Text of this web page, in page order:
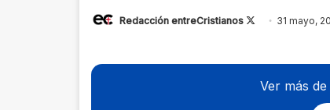
Redacción entreCristianos
Follow31 mayo,
Ver más